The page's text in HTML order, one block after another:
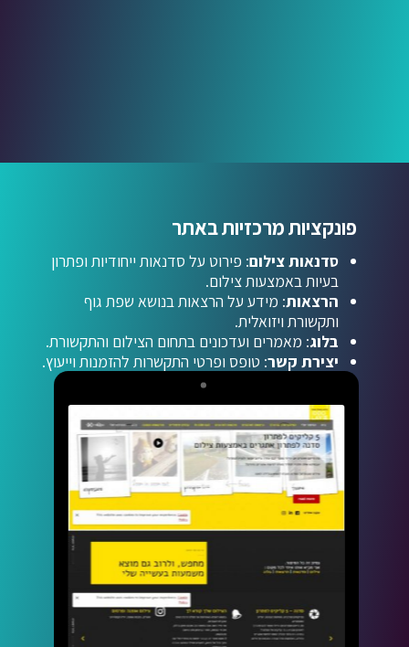
פונקציות מרכזיות באתר
סדנאות צילום: פירוט על סדנאות ייחודיות ופתרון
בעיות באמצעות צילום.
הרצאות: מידע על הרצאות בנושא שפת גוף
ותקשורת ויזואלית.
בלוג: מאמרים ועדכונים בתחום הצילום והתקשורת.
יצירת קשר: טופס ופרטי התקשרות להזמנות וייעוץ.